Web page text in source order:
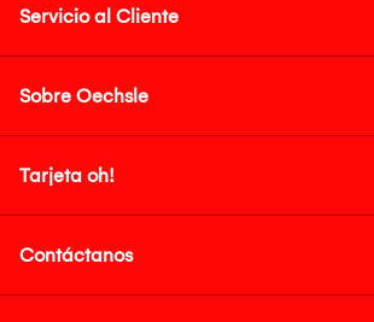
Servicio al Cliente
Sobre Oechsle
Tarjeta oh!
Contáctanos